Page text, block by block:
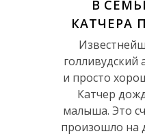
В
КАТЧЕРА
голливудский
и просто
Катчер
малыша. Это
произошло на